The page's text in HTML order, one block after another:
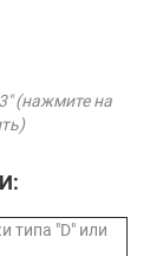
(нажмите на
типа "D" или